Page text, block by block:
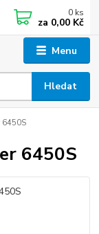
Menu
Hledat
0 ks
za 0,00 Kč
6450S
6450S